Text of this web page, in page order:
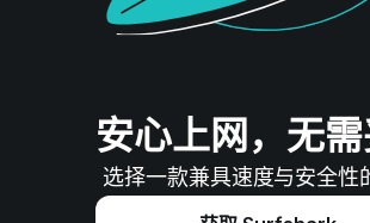
安心上网，无
选择一款兼具速度与安全性